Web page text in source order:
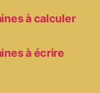
à calculer
à écrire